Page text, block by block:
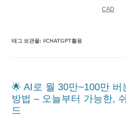
CAD
태그 보관물: #CHATGPT활용
🌟 AI로 월 30만~100만 버
방법 – 오늘부터 가능한,
드